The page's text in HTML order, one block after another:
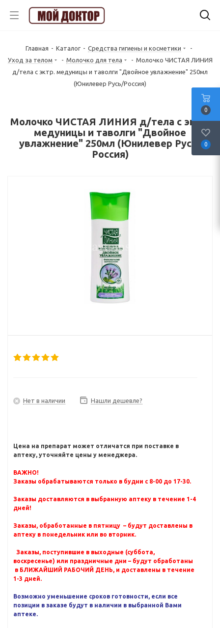
Главная - Каталог - Средства гигиены и косметики
-
Уход за телом
- Молочко для тела - Молочко ЧИСТАЯ ЛИНИЯ
д/тела с эктр. медуницы и таволги "Двойное увлажнение" 250мл
(Юнилевер Русь/Россия)
Молочко ЧИСТАЯ ЛИНИЯ д/тела с эктр.
медуницы и таволги "Двойное
увлажнение" 250мл (Юнилевер Русь/
Россия)
Нет в наличии Нашли дешевле?
Цена на препарат может отличатся при поставке в
аптеку, уточняйте цены у менеджера.
ВАЖНО!
Заказы обрабатываются только в будни с 8-00 до 17-30.
Заказы доставляются в выбранную аптеку в течение 1-4
дней!
Заказы, обработанные в пятницу – будут доставлены в
аптеку в понедельник или во вторник.
Заказы, поступившие в выходные (суббота,
воскресенье) или праздничные дни – будут обработаны
в БЛИЖАЙШИЙ РАБОЧИЙ ДЕНЬ, и доставлены в течение
1-3 дней.
Возможно уменьшение сроков готовности, если все
позиции в заказе будут в наличии в выбранной Вами
аптеке.
0
0